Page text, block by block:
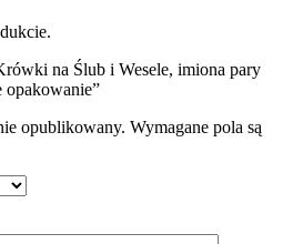
na Ślub i Wesele, imiona pary
opakowanie”
opublikowany. Wymagane pola są